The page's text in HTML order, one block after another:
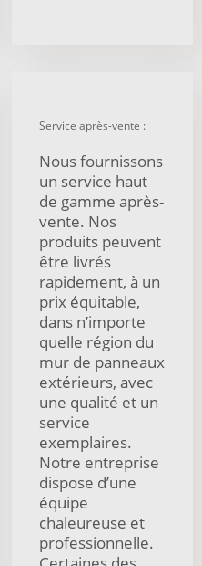
Service après-vente :
Nous fournissons
un service haut
de gamme après-
vente. Nos
produits peuvent
être livrés
rapidement, à un
prix équitable,
dans n’importe
quelle région du
mur de panneaux
extérieurs, avec
une qualité et un
service
exemplaires.
Notre entreprise
dispose d’une
équipe
chaleureuse et
professionnelle.